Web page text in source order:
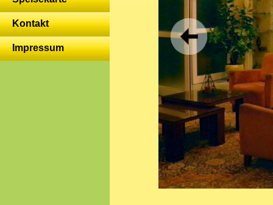
Kontakt
Impressum